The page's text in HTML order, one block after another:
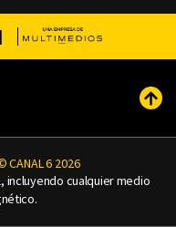
CANAL 6 2026
incluyendo cualquier medio